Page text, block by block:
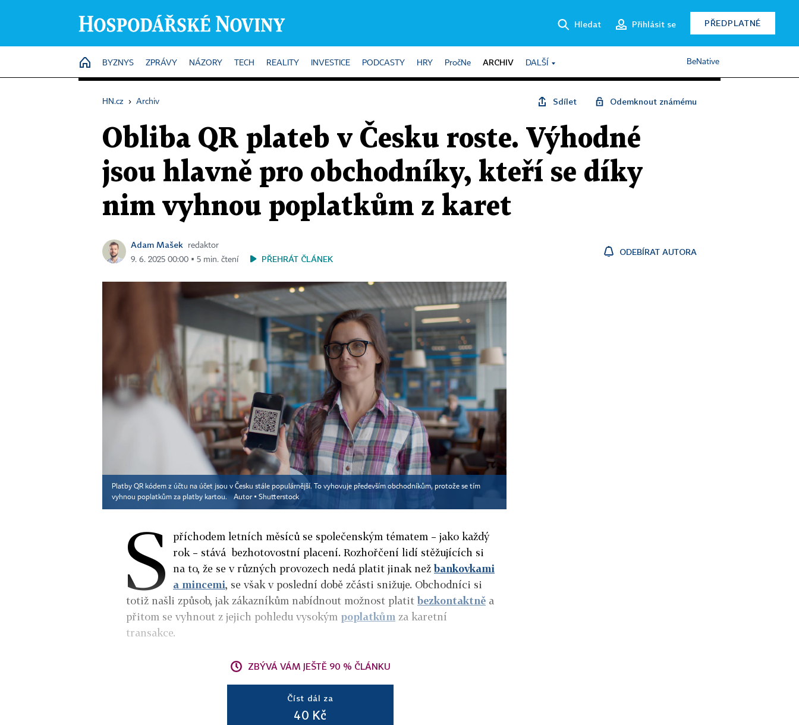
Hledat Přihlásit se PŘEDPLATNÉ
HOME
BYZNYS ZPRÁVY NÁZORY TECH REALITY INVESTICE PODCASTY HRY PročNe ARCHIV DALŠÍ BeNative
HN.cz › Archiv Sdílet Odemknout známému
Obliba QR plateb v Česku roste. Výhodné
jsou hlavně pro obchodníky, kteří se díky
nim vyhnou poplatkům z karet
Adam Mašek
redaktor
9. 6. 2025 00:00 ▪ 5 min. čtení
PŘEHRÁT ČLÁNEK
ODEBÍRAT AUTORA
Platby QR kódem z účtu na účet jsou v Česku stále populárnější. To vyhovuje především obchodníkům, protože se tím
vyhnou poplatkům za platby kartou.
Autor ▪ Shutterstock
S
příchodem letních měsíců se společenským tématem – jako každý
rok – stává bezhotovostní placení. Rozhořčení lidí stěžujících si
na to, že se v různých provozech nedá platit jinak než bankovkami
a mincemi, se však v poslední době zčásti snižuje. Obchodníci si
totiž našli způsob, jak zákazníkům nabídnout možnost platit bezkontaktně a
přitom se vyhnout z jejich pohledu vysokým poplatkům za karetní
transakce.
ZBÝVÁ VÁM JEŠTĚ 90 % ČLÁNKU
Číst dál za
40 Kč